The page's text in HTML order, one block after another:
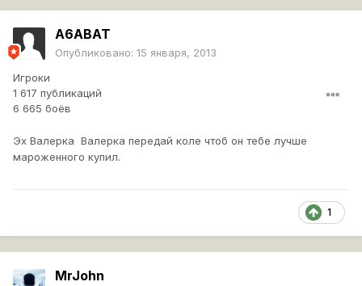
A6ABAT
Опубликовано: 15 января, 2013
Игроки
1 617 публикаций
6 665 боёв
Эх Валерка Валерка передай коле чтоб он тебе лучше
мароженного купил.
1
MrJohn